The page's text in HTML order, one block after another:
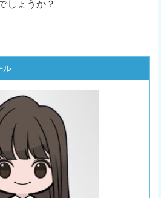
しょうか？
ル